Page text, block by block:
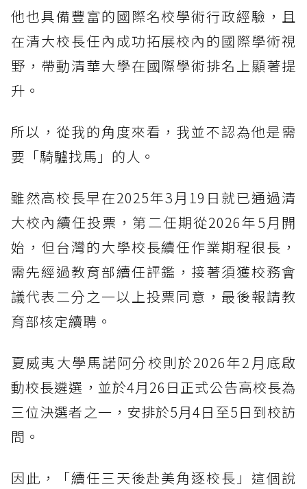
他也具備豐富的國際名校學術行政經驗，且
在清大校長任內成功拓展校內的國際學術視
野，帶動清華大學在國際學術排名上顯著提
升。
所以，從我的角度來看，我並不認為他是需
要「騎驢找馬」的人。
雖然高校長早在2025年3月19日就已通過清
大校內續任投票，第二任期從2026年5月開
始，但台灣的大學校長續任作業期程很長，
需先經過教育部續任評鑑，接著須獲校務會
議代表二分之一以上投票同意，最後報請教
育部核定續聘。
夏威夷大學馬諾阿分校則於2026年2月底啟
動校長遴選，並於4月26日正式公告高校長為
三位決選者之一，安排於5月4日至5日到校訪
問。
因此，「續任三天後赴美角逐校長」這個說